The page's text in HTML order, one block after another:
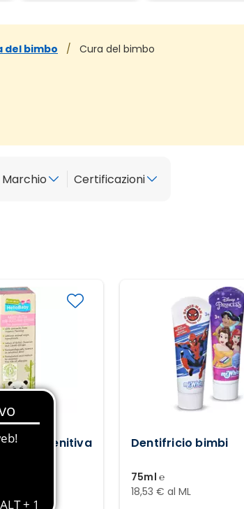
del bimbo / Cura del bimbo
Marchio Certificazioni
e lenitiva
Dentifricio bimbi
75ml ℮
18,53 € al ML